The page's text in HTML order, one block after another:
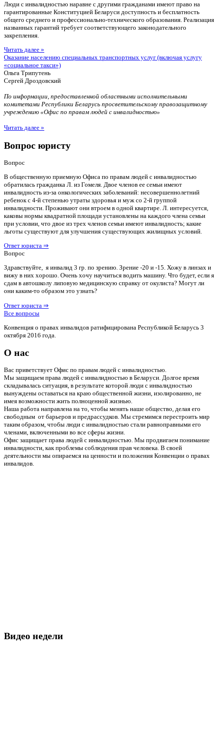
Люди с инвалидностью наравне с другими гражданами имеют право на
гарантированные Конституцией Беларуси доступность и бесплатность
общего среднего и профессионально-технического образования. Реализация
названных гарантий требует соответствующего законодательного
закрепления.
Читать далее »
Оказание населению специальных транспортных услуг (включая услугу
«социальное такси»)
Ольга Трипутень
Сергей Дроздовский
По информации, предоставленной областными исполнительными
комитетами Республики Беларусь просветительскому правозащитному
учреждению «Офис по правам людей с инвалидностью»
Читать далее »
Вопрос юристу
Вопрос
В общественную приемную Офиса по правам людей с инвалидностью
обратилась гражданка Л. из Гомеля. Двое членов ее семьи имеют
инвалидность из-за онкологических заболеваний: несовершеннолетний
ребенок с 4-й степенью утраты здоровья и муж со 2-й группой
инвалидности. Проживают они втроем в одной квартире. Л. интересуется,
каковы нормы квадратной площади установлены на каждого члена семьи
при условии, что двое из трех членов семьи имеют инвалидность; какие
льготы существуют для улучшения существующих жилищных условий.
Ответ юриста ⇒
Вопрос
Здравствуйте, я инвалид 3 гр. по зрению. Зрение -20 и -15. Хожу в линзах и
вижу в них хорошо. Очень хочу научиться водить машину. Что будет, если я
сдам в автошколу липовую медицинскую справку от окулиста? Могут ли
они каким-то образом это узнать?
Ответ юриста ⇒
Все вопросы
Конвенция о правах инвалидов ратифицирована Республикой Беларусь 3
октября 2016 года.
О нас
Вас приветствует Офис по правам людей с инвалидностью.
Мы защищаем права людей с инвалидностью в Беларуси. Долгое время
складывалась ситуация, в результате которой люди с инвалидностью
вынуждены оставаться на краю общественной жизни, изолированно, не
имея возможности жить полноценной жизнью.
Наша работа направлена на то, чтобы менять наше общество, делая его
свободным от барьеров и предрассудков. Мы стремимся перестроить мир
таким образом, чтобы люди с инвалидностью стали равноправными его
членами, включенными во все сферы жизни.
Офис защищает права людей с инвалидностью. Мы продвигаем понимание
инвалидности, как проблемы соблюдения прав человека. В своей
деятельности мы опираемся на ценности и положения Конвенции о правах
инвалидов.
Видео недели